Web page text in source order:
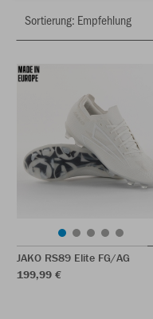
JAKO RS89 Elite FG/AG
199,99 €